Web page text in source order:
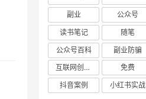
副业
公众号
读书笔记
随笔
公众号百科
副业防骗
互联网创业项目
免费
抖音案例
小红书实战